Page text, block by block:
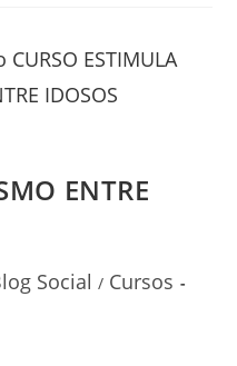
ENTRE
Social / Cursos